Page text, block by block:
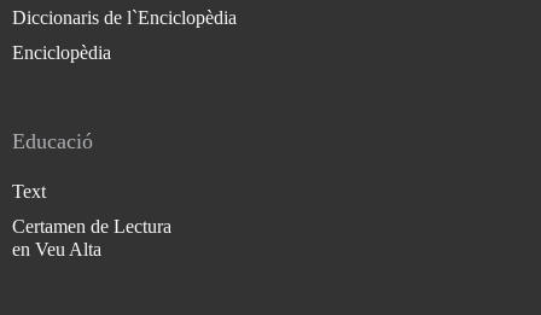
Diccionaris de l`Enciclopèdia
Enciclopèdia
Educació
Text
Certamen de Lectura
en Veu Alta